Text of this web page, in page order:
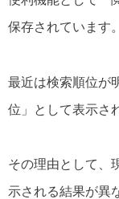
保存されています。
最近は検索順位が
位」として表示さ
その理由として、
示される結果が異